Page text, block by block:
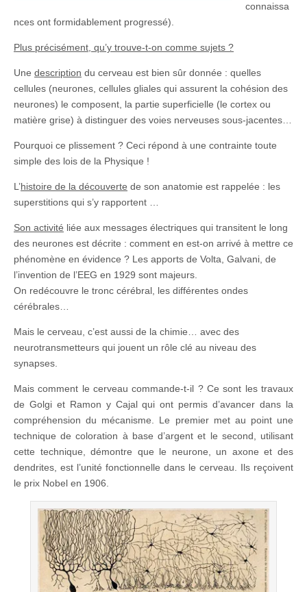
connaissa
nces ont formidablement progressé).
Plus précisément, qu’y trouve-t-on comme sujets ?
Une description du cerveau est bien sûr donnée : quelles
cellules (neurones, cellules gliales qui assurent la cohésion des
neurones) le composent, la partie superficielle (le cortex ou
matière grise) à distinguer des voies nerveuses sous-jacentes…
Pourquoi ce plissement ? Ceci répond à une contrainte toute
simple des lois de la Physique !
L’histoire de la découverte de son anatomie est rappelée : les
superstitions qui s’y rapportent …
Son activité liée aux messages électriques qui transitent le long
des neurones est décrite : comment en est-on arrivé à mettre ce
phénomène en évidence ? Les apports de Volta, Galvani, de
l’invention de l’EEG en 1929 sont majeurs.
On redécouvre le tronc cérébral, les différentes ondes
cérébrales…
Mais le cerveau, c’est aussi de la chimie… avec des
neurotransmetteurs qui jouent un rôle clé au niveau des
synapses.
Mais comment le cerveau commande-t-il ? Ce sont les travaux
de Golgi et Ramon y Cajal qui ont permis d’avancer dans la
compréhension du mécanisme. Le premier met au point une
technique de coloration à base d’argent et le second, utilisant
cette technique, démontre que le neurone, un axone et des
dendrites, est l’unité fonctionnelle dans le cerveau. Ils reçoivent
le prix Nobel en 1906.